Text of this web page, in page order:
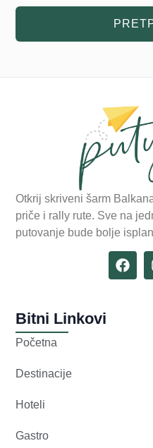
Otkrij skriveni šarm
priče i rally rute. Sve na
putovanje bude bolje
Bitni Linkovi
Početna
Destinacije
Hoteli
Gastro